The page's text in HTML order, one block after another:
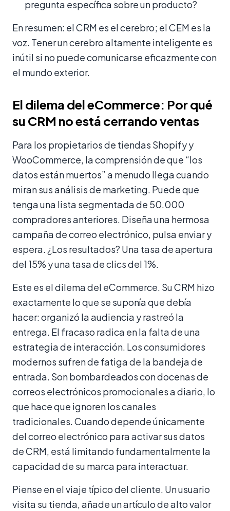
pregunta específica sobre un producto?
En resumen: el CRM es el cerebro; el CEM es la
voz. Tener un cerebro altamente inteligente es
inútil si no puede comunicarse eficazmente con
el mundo exterior.
El dilema del eCommerce: Por qué
su CRM no está cerrando ventas
Para los propietarios de tiendas Shopify y
WooCommerce, la comprensión de que “los
datos están muertos” a menudo llega cuando
miran sus análisis de marketing. Puede que
tenga una lista segmentada de 50.000
compradores anteriores. Diseña una hermosa
campaña de correo electrónico, pulsa enviar y
espera. ¿Los resultados? Una tasa de apertura
del 15% y una tasa de clics del 1%.
Este es el dilema del eCommerce. Su CRM hizo
exactamente lo que se suponía que debía
hacer: organizó la audiencia y rastreó la
entrega. El fracaso radica en la falta de una
estrategia de interacción. Los consumidores
modernos sufren de fatiga de la bandeja de
entrada. Son bombardeados con docenas de
correos electrónicos promocionales a diario, lo
que hace que ignoren los canales
tradicionales. Cuando depende únicamente
del correo electrónico para activar sus datos
de CRM, está limitando fundamentalmente la
capacidad de su marca para interactuar.
Piense en el viaje típico del cliente. Un usuario
visita su tienda, añade un artículo de alto valor